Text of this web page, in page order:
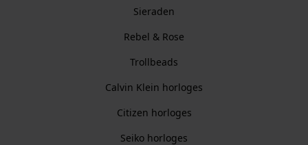
Sieraden
Rebel & Rose
Trollbeads
Calvin Klein horloges
Citizen horloges
Seiko horloges